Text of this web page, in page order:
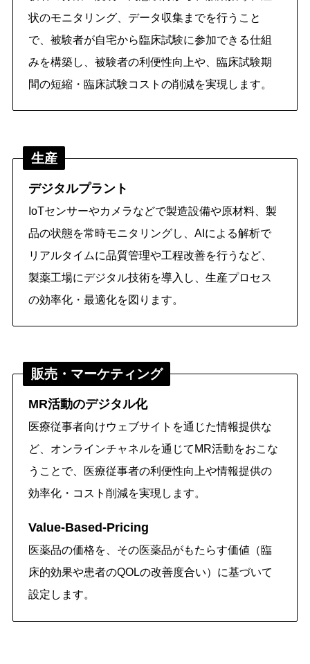
状のモニタリング、データ収集までを行うこと
で、被験者が自宅から臨床試験に参加できる仕組
みを構築し、被験者の利便性向上や、臨床試験期
間の短縮・臨床試験コストの削減を実現します。
生産
デジタルプラント
IoTセンサーやカメラなどで製造設備や原材料、製
品の状態を常時モニタリングし、AIによる解析で
リアルタイムに品質管理や工程改善を行うなど、
製薬工場にデジタル技術を導入し、生産プロセス
の効率化・最適化を図ります。
販売・マーケティング
MR活動のデジタル化
医療従事者向けウェブサイトを通じた情報提供な
ど、オンラインチャネルを通じてMR活動をおこな
うことで、医療従事者の利便性向上や情報提供の
効率化・コスト削減を実現します。
Value-Based-Pricing
医薬品の価格を、その医薬品がもたらす価値（臨
床的効果や患者のQOLの改善度合い）に基づいて
設定します。